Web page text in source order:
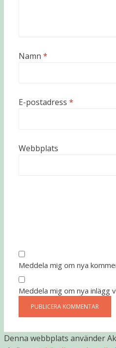
Namn *
E-postadress *
Webbplats
Meddela mig om nya
Meddela mig om nya inlägg
Denna webbplats använder